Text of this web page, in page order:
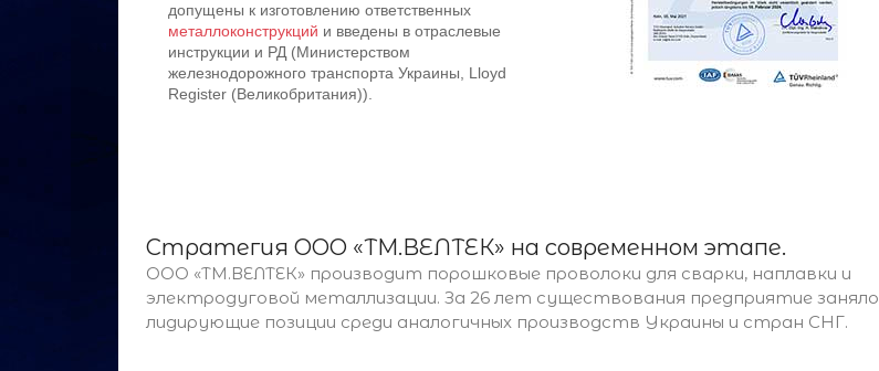
допущены к изготовлению ответственных
металлоконструкций и введены в отраслевые
инструкции и РД (Министерством
железнодорожного транспорта Украины, Lloyd
Register (Великобритания)).
Стратегия ООО «ТМ.ВЕЛТЕК» на современном этапе.
ООО «ТМ.ВЕЛТЕК» производит порошковые проволоки для сварки, наплавки и
электродуговой металлизации. За 26 лет существования предприятие заняло
лидирующие позиции среди аналогичных производств Украины и стран СНГ.